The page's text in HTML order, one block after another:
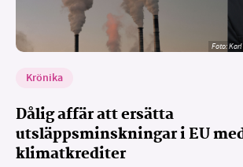
Foto:Karl
Krönika
Dålig affär att ersätta
utsläppsminskningar i EU
klimatkrediter